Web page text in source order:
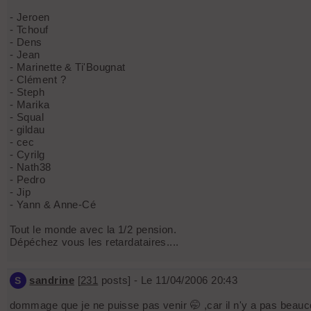
- Jeroen
- Tchouf
- Dens
- Jean
- Marinette & Ti'Bougnat
- Clément ?
- Steph
- Marika
- Squal
- gildau
- cec
- Cyrilg
- Nath38
- Pedro
- Jip
- Yann & Anne-Cé
Tout le monde avec la 1/2 pension.
Dépéchez vous les retardataires....
S sandrine [231 posts] - Le 11/04/2006 20:43
dommage que je ne puisse pas venir 🤭 ,car il n'y a pas